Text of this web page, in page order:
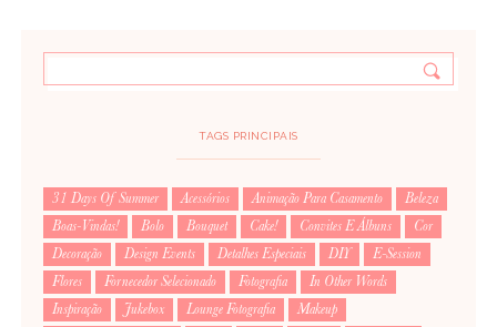
EMAIL*:
TAGS PRINCIPAIS
31 Days Of Summer Acessórios Animação Para Casamento
Beleza
Boas-Vindas!
Bolo Bouquet Cake! Convites E Álbuns
Cor
Decoração
Design Events Detalhes Especiais DIY
E-Session
Flores
Fornecedor Selecionado Fotografia
In Other Words
Inspiração
Jukebox Lounge Fotografia
Makeup